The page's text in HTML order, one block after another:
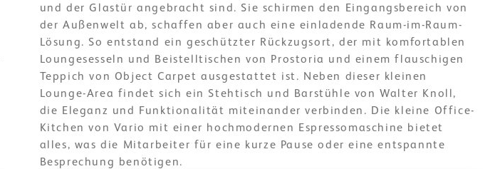
und der Glastür angebracht sind. Sie schirmen den Eingangsbereich von
der Außenwelt ab, schaffen aber auch eine einladende Raum-im-Raum-
Lösung. So entstand ein geschützter Rückzugsort, der mit komfortablen
Loungesesseln und Beistelltischen von Prostoria und einem flauschigen
Teppich von Object Carpet ausgestattet ist. Neben dieser kleinen
Lounge-Area findet sich ein Stehtisch und Barstühle von Walter Knoll,
die Eleganz und Funktionalität miteinander verbinden. Die kleine Office-
Kitchen von Vario mit einer hochmodernen Espressomaschine bietet
alles, was die Mitarbeiter für eine kurze Pause oder eine entspannte
Besprechung benötigen.